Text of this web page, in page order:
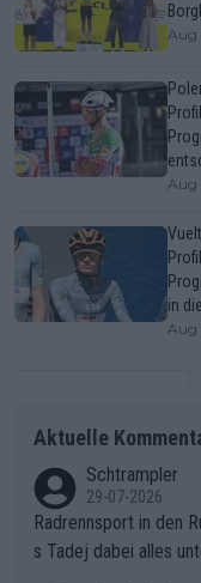
Aug
Aug
in
Aug
Aktuelle
Schtrampler
29-07-2026
Radrennsport in den
s Tadej dabei alles